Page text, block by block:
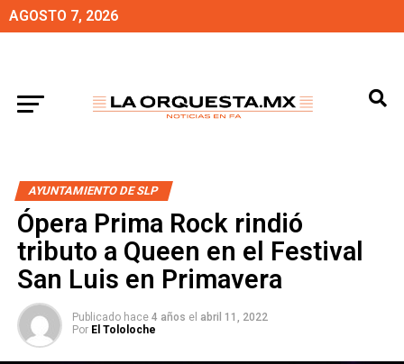
AGOSTO 7, 2026
AYUNTAMIENTO DE SLP
Ópera Prima Rock rindió
tributo a Queen en el Festival
San Luis en Primavera
Publicado hace 4 años el abril 11, 2022
Por El Tololoche